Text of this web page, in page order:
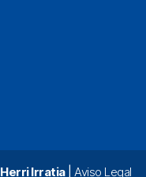
Herri Irratia| Aviso Legal